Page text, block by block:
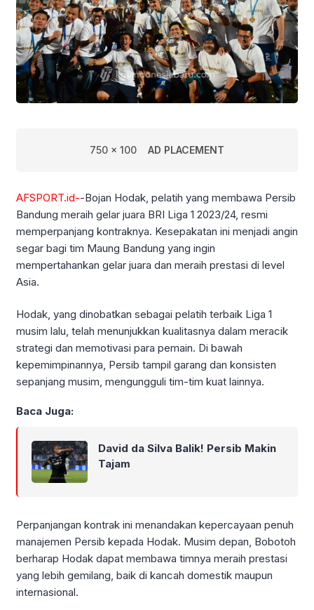
750 x 100 AD PLACEMENT
AFSPORT.id--Bojan Hodak, pelatih yang membawa Persib
Bandung meraih gelar juara BRI Liga 1 2023/24, resmi
memperpanjang kontraknya. Kesepakatan ini menjadi angin
segar bagi tim Maung Bandung yang ingin
mempertahankan gelar juara dan meraih prestasi di level
Asia.
Hodak, yang dinobatkan sebagai pelatih terbaik Liga 1
musim lalu, telah menunjukkan kualitasnya dalam meracik
strategi dan memotivasi para pemain. Di bawah
kepemimpinannya, Persib tampil garang dan konsisten
sepanjang musim, mengungguli tim-tim kuat lainnya.
Baca Juga:
David da Silva Balik! Persib Makin
Tajam
Perpanjangan kontrak ini menandakan kepercayaan penuh
manajemen Persib kepada Hodak. Musim depan, Bobotoh
berharap Hodak dapat membawa timnya meraih prestasi
yang lebih gemilang, baik di kancah domestik maupun
internasional.